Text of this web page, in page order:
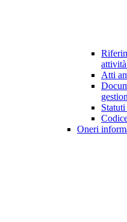
attività
Atti
Oneri